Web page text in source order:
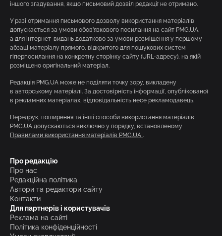
іншого згадування, якщо письмовий дозвіл редакції не отримано.
У разі отримання письмового дозволу використання матеріалів
допускається за умови обов’язкового посилання на сайт PMG.UA,
а для інтернет-видань додатково за умови розміщення у першому
абзаці матеріалу прямого, відкритого для пошукових систем
гіперпосилання на конкретну сторінку сайту (URL-адресу), на якій
розміщено оригінальний матеріал.
Редакція PMG.UA може не поділяти точку зору, викладену
в авторському матеріалі. За достовірність інформації, опублікованої
в рекламних матеріалах, відповідальність несе рекламодавець.
Передрук, поширення та інші способи використання матеріалів
PMG.UA допускаються виключно у порядку, встановленому
Правилами використання матеріалів PMG.UA .
Про редакцію
Про нас
Редакційна політика
Автори та редактори сайту
Контакти
Для партнерів і користувачів
Реклама на сайті
Політика конфіденційності